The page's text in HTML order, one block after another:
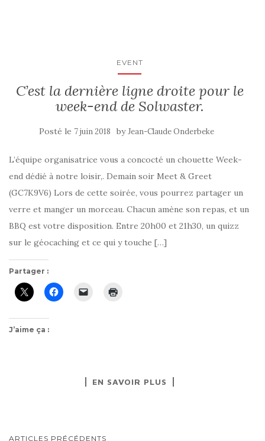
EVENT
C’est la dernière ligne droite pour le
week-end de Solwaster.
Posté le 7 juin 2018 byJean-Claude Onderbeke
L’équipe organisatrice vous a concocté un chouette Week-
end dédié à notre loisir,. Demain soir Meet & Greet
(GC7K9V6) Lors de cette soirée, vous pourrez partager un
verre et manger un morceau. Chacun amène son repas, et un
BBQ est votre disposition. Entre 20h00 et 21h30, un quizz
sur le géocaching et ce qui y touche […]
Partager :
J’aime ça :
EN SAVOIR PLUS
ARTICLES PRÉCÉDENTS